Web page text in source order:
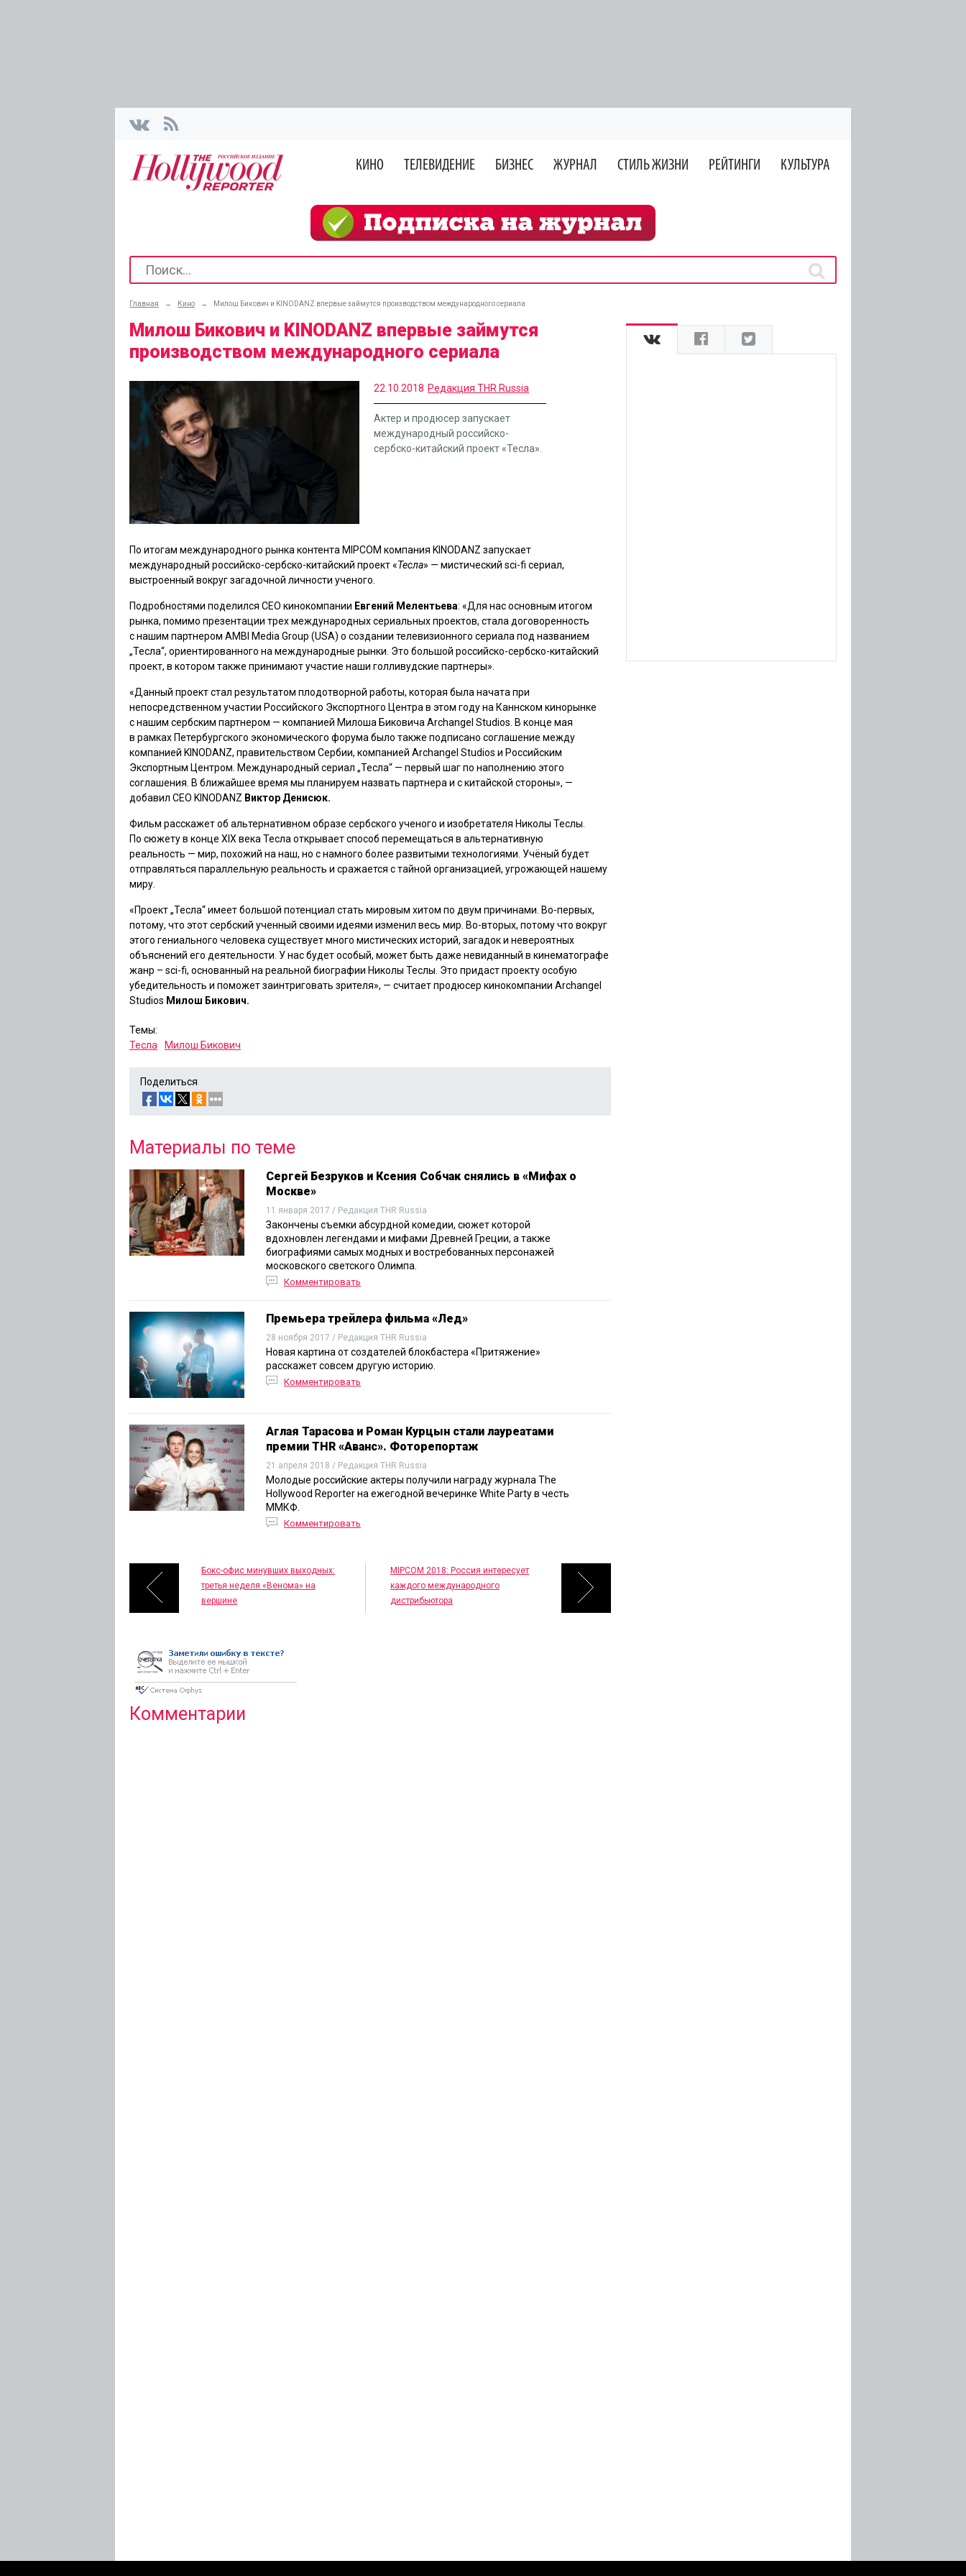
КИНО ТЕЛЕВИДЕНИЕ БИЗНЕС ЖУРНАЛ СТИЛЬ ЖИЗНИ РЕЙТИНГИ КУЛЬТУРА
Главная → Кино → Милош Бикович и KINODANZ впервые займутся производством международного сериала
Милош Бикович и KINODANZ впервые займутся
производством международного сериала
22.10.2018 Редакция THR Russia
Актер и продюсер запускает
международный российско-
сербско-китайский проект «Тесла».
По итогам международного рынка контента MIPCOM компания KINODANZ запускает
международный российско-сербско-китайский проект«Тесла» — мистический sci-fi сериал,
выстроенный вокруг загадочной личности ученого.
Подробностями поделился CEO кинокомпании Евгений Мелентьева: «Для нас основным итогом
рынка, помимо презентации трех международных сериальных проектов, стала договоренность
с нашим партнером AMBI Media Group (USA) о создании телевизионного сериала под названием
„Тесла“, ориентированного на международные рынки. Это большой российско-сербско-китайский
проект, в котором также принимают участие наши голливудские партнеры».
«Данный проект стал результатом плодотворной работы, которая была начата при
непосредственном участии Российского Экспортного Центра в этом году на Каннском кинорынке
с нашим сербским партнером — компанией Милоша Биковича Archangel Studios. В конце мая
в рамках Петербургского экономического форума было также подписано соглашение между
компанией KINODANZ, правительством Сербии, компанией Archangel Studios и Российским
Экспортным Центром. Международный сериал „Тесла“ — первый шаг по наполнению этого
соглашения. В ближайшее время мы планируем назвать партнера и с китайской стороны», —
добавил CEO KINODANZ Виктор Денисюк.
Фильм расскажет об альтернативном образе сербского ученого и изобретателя Николы Теслы.
По сюжету в конце XIX века Тесла открывает способ перемещаться в альтернативную
реальность — мир, похожий на наш, но с намного более развитыми технологиями. Учёный будет
отправляться параллельную реальность и сражается с тайной организацией, угрожающей нашему
миру.
«Проект „Тесла“ имеет большой потенциал стать мировым хитом по двум причинами. Во-первых,
потому, что этот сербский ученный своими идеями изменил весь мир. Во-вторых, потому что вокруг
этого гениального человека существует много мистических историй, загадок и невероятных
объяснений его деятельности. У нас будет особый, может быть даже невиданный в кинематографе
жанр – sci-fi, основанный на реальной биографии Николы Теслы. Это придаст проекту особую
убедительность и поможет заинтриговать зрителя», — считаетпродюсер кинокомпании Archangel
Studios Милош Бикович.
Темы:
Тесла
Милош Бикович
Поделиться
Материалы по теме
Сергей Безруков и Ксения Собчак снялись в «Мифах о
Москве»
11 января 2017 / Редакция THR Russia
Закончены съемки абсурдной комедии, сюжет которой
вдохновлен легендами и мифами Древней Греции, а также
биографиями самых модных и востребованных персонажей
московского светского Олимпа.
Комментировать
Премьера трейлера фильма «Лед»
28 ноября 2017 / Редакция THR Russia
Новая картина от создателей блокбастера «Притяжение»
расскажет совсем другую историю.
Комментировать
Аглая Тарасова и Роман Курцын стали лауреатами
премии THR «Аванс». Фоторепортаж
21 апреля 2018 / Редакция THR Russia
Молодые российские актеры получили награду журнала The
Hollywood Reporter на ежегодной вечеринке White Party в честь
ММКФ.
Комментировать
Бокс-офис минувших выходных:
третья неделя «Венома» на
вершине
MIPCOM 2018: Россия интересует
каждого международного
дистрибьютора
Комментарии